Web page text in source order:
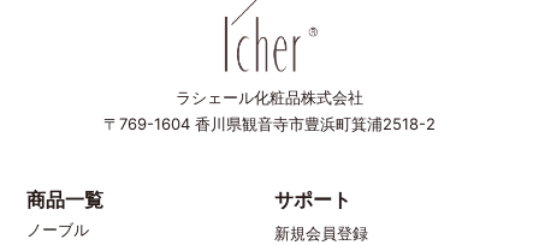
ラシェール化粧品株式会社
〒769-1604 香川県観音寺市豊浜町箕浦2518-2
商品一覧
ノーブル
サポート
新規会員登録